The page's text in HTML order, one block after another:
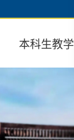
本科生教学